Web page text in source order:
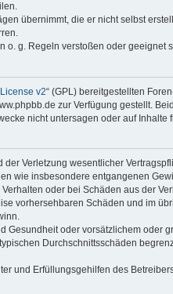
übernimmt, die er nicht selbst
g. Regeln verstoßen oder
v2“ (GPL) bereitgestellten
zur Verfügung gestellt.
nicht untersagen oder auf Inhalte
Verletzung wesentlicher
wie insbesondere entgangenen
oder bei Schäden aus der
vorhersehbaren Schäden und im
oder vorsätzlichem oder
Durchschnittsschäden
und Erfüllungsgehilfen des